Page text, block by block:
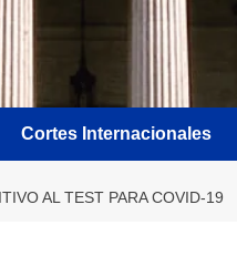
Cortes Internacionales
AL TEST PARA COVID-19